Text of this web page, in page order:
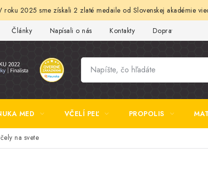
roku 2025 sme získali 2 zlaté medaile od Slovenskej akadémie
Články Napísali o nás Kontakty Doprava a platba
MED VČELÍ PEĽ PROPOLIS
na svete